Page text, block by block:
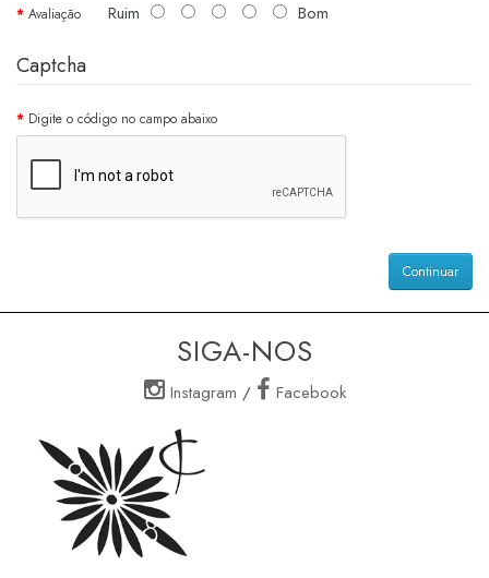
Avaliação Ruim Bom
Captcha
Digite o código no campo abaixo
Continuar
SIGA-NOS
Instagram / Facebook